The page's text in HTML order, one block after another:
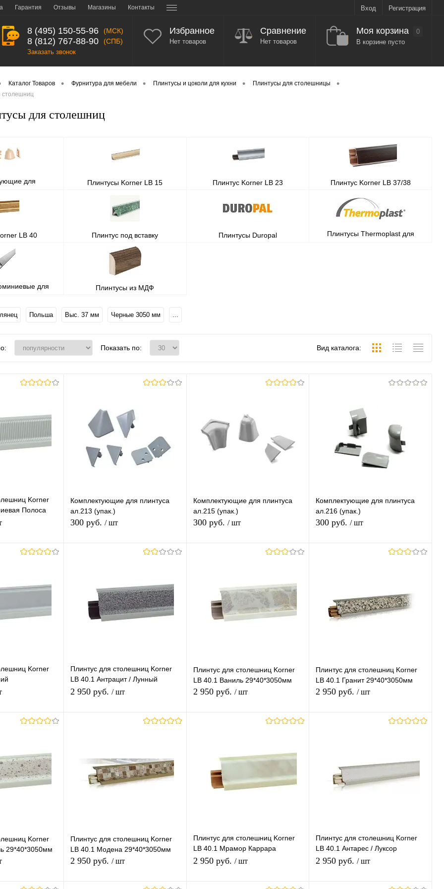
Гарантия Отзывы Магазины Контакты Вход Регистрация
8 (495) 150-55-96 (МСК)
8 (812) 767-88-90 (СПБ)
Заказать звонок
Избранное
Нет товаров
Сравнение
Нет товаров
Моя корзина
0
В корзине пусто
Каталог Товаров • Фурнитура для мебели • Плинтусы и цоколи для кухни • Плинтусы для столешницы •
столешниц
для столешниц
для
Плинтусы Korner LB 15 Плинтус Korner LB 23 Плинтус Korner LB 37/38
LB 40 Плинтус под вставку Плинтусы Duropal
Плинтусы Thermoplast для
для
Плинтусы из МДФ
Польша Выс. 37 мм Черные 3050 мм
Показать по: Вид каталога:
Korner
Полоса
К
Комплектующие для плинтуса
ал.213 (упак.)
300 руб. / шт
К
сравнению
В избранное В наличии
Комплектующие для плинтуса
ал.215 (упак.)
300 руб. / шт
Купить в 1 клик
К
сравнению
В избранное В наличии
Комплектующие для плинтуса
ал.216 (упак.)
300 руб./ шт
сравнению
В избранное В наличии
Korner
К
сравнению
В наличии
Плинтус для столешниц Korner
LB 40.1 Антрацит / Лунный
Металл 29*40*3050мм
2 950 руб. / шт
сравнению
В избранное В наличии
Плинтус для столешниц Korner
LB 40.1 Ваниль 29*40*3050мм
2 950 руб. / шт
К
В избранное В наличии
Плинтус для столешниц Korner
LB 40.1 Гранит 29*40*3050мм
2 950 руб./ шт
сравнению
В избранное В наличии
Korner
29*40*3050мм
Плинтус для столешниц Korner
LB 40.1 Модена 29*40*3050мм
2 950 руб. / шт
Плинтус для столешниц Korner
LB 40.1 Мрамор Каррара
29*40*3050мм
2 950 руб. / шт
Плинтус для столешниц Korner
LB 40.1 Антарес / Луксор
29*40*3050мм
2 950 руб./ шт